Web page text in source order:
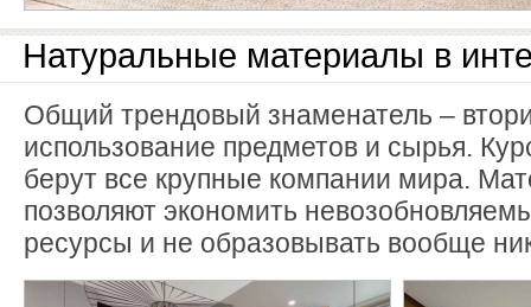
Натуральные материалы в
Общий трендовый знаменатель –
использование предметов и сырья.
берут все крупные компании мира.
позволяют экономить
ресурсы и не образовывать вообще